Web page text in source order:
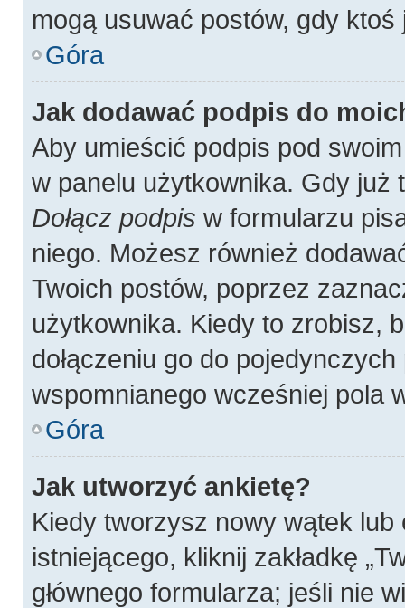
mogą usuwać postów, gdy ktoś
Góra
Jak dodawać podpis do
Aby umieścić podpis pod
w panelu użytkownika. Gdy
Dołącz podpis w formularzu
niego. Możesz również
Twoich postów, poprzez
użytkownika. Kiedy to zrobisz,
dołączeniu go do
wspomnianego wcześniej pola
Góra
Jak utworzyć ankietę?
Kiedy tworzysz nowy wątek
istniejącego, kliknij zakładkę
głównego formularza; jeśli nie